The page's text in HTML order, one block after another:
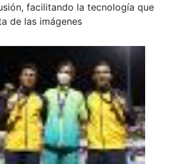
facilitando la tecnología que
de las imágenes